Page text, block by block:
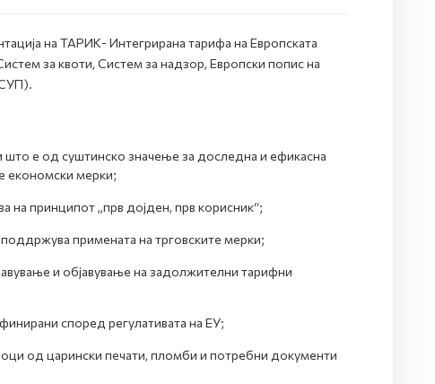
на ТАРИК- Интегрирана тарифа на Европската
за квоти, Систем за надзор, Европски попис на
е од суштинско значење за доследна и ефикасна
економски мерки;
на принципот „прв дојден, прв корисник“;
примената на трговските мерки;
и објавување на задолжителни тарифни
според регулативата на ЕУ;
од царински печати, пломби и потребни документи